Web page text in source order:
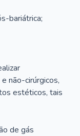
bariátrica;
não-cirúrgicos,
estéticos, tais
de gás